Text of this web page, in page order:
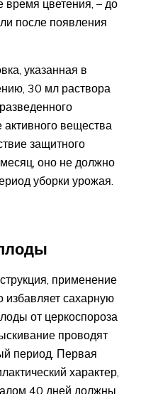
цветения, – до
после появления
указанная в
30 мл раствора
вещества
защитного
оно не должно
уборки урожая.
применение
сахарную
от церкоспороза
проводят
период. Первая
характер,
40 дней должны